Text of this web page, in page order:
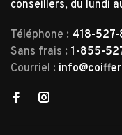
conseillers, du lundi
Téléphone : 418-527-
Sans frais : 1-855-
Courriel :